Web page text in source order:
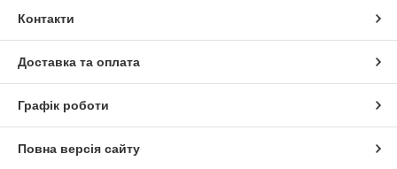
Контакти
Доставка та оплата
Графік роботи
Повна версія сайту